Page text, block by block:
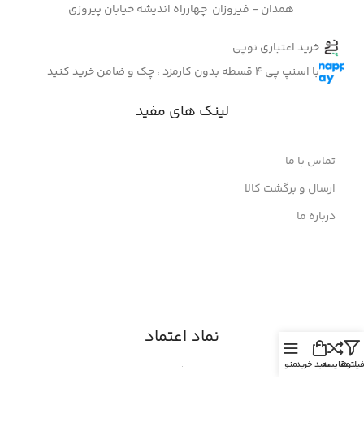
همدان - فیروزان چهارراه اندیشه خیابان پیروزی
خرید اعتباری نوپی
با اسنپ پی 4 قسطه بدون کارمزد ، چک و ضامن خرید کنید
لینک های مفید
تماس با ما
ارسال و برگشت کالا
درباره ما
نماد اعتماد
فیلترهامقایسهسبد خریدمنو